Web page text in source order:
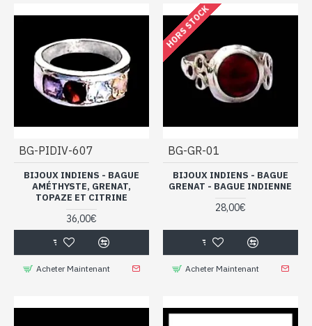
BG-PIDIV-607
BIJOUX INDIENS - BAGUE
AMÉTHYSTE, GRENAT,
TOPAZE ET CITRINE
36,00€
Acheter Maintenant
HORS STOCK
BG-GR-01
BIJOUX INDIENS - BAGUE
GRENAT - BAGUE INDIENNE
28,00€
Acheter Maintenant